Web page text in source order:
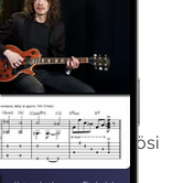
käyttöösi